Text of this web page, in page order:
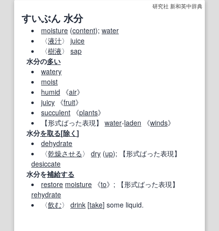
研究社 新和英中辞典
すいぶん 水分
moisture (content); water
〈液汁〉 juice
〈樹液〉 sap
水分の多い
watery
moist
humid 《air》
juicy 《fruit》
succulent 《plants》
【形式ばった表現】 water‐laden 《winds》
水分を取る[除く ]
dehydrate
〈乾燥させる 〉 dry (up);
【形式ばった表現】
desiccate
水分を補給する
restore moisture 《to》;
【形式ばった表現】
rehydrate
〈飲む〉 drink [take] some liquid.